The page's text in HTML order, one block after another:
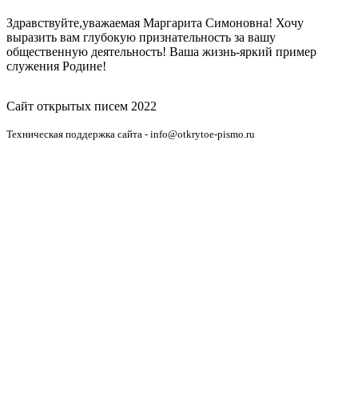
Здравствуйте,уважаемая Маргарита Симоновна! Хочу
выразить вам глубокую признательность за вашу
общественную деятельность! Ваша жизнь-яркий пример
служения Родине!
Сайт открытых писем 2022
Техническая поддержка сайта - info@otkrytoe-pismo.ru